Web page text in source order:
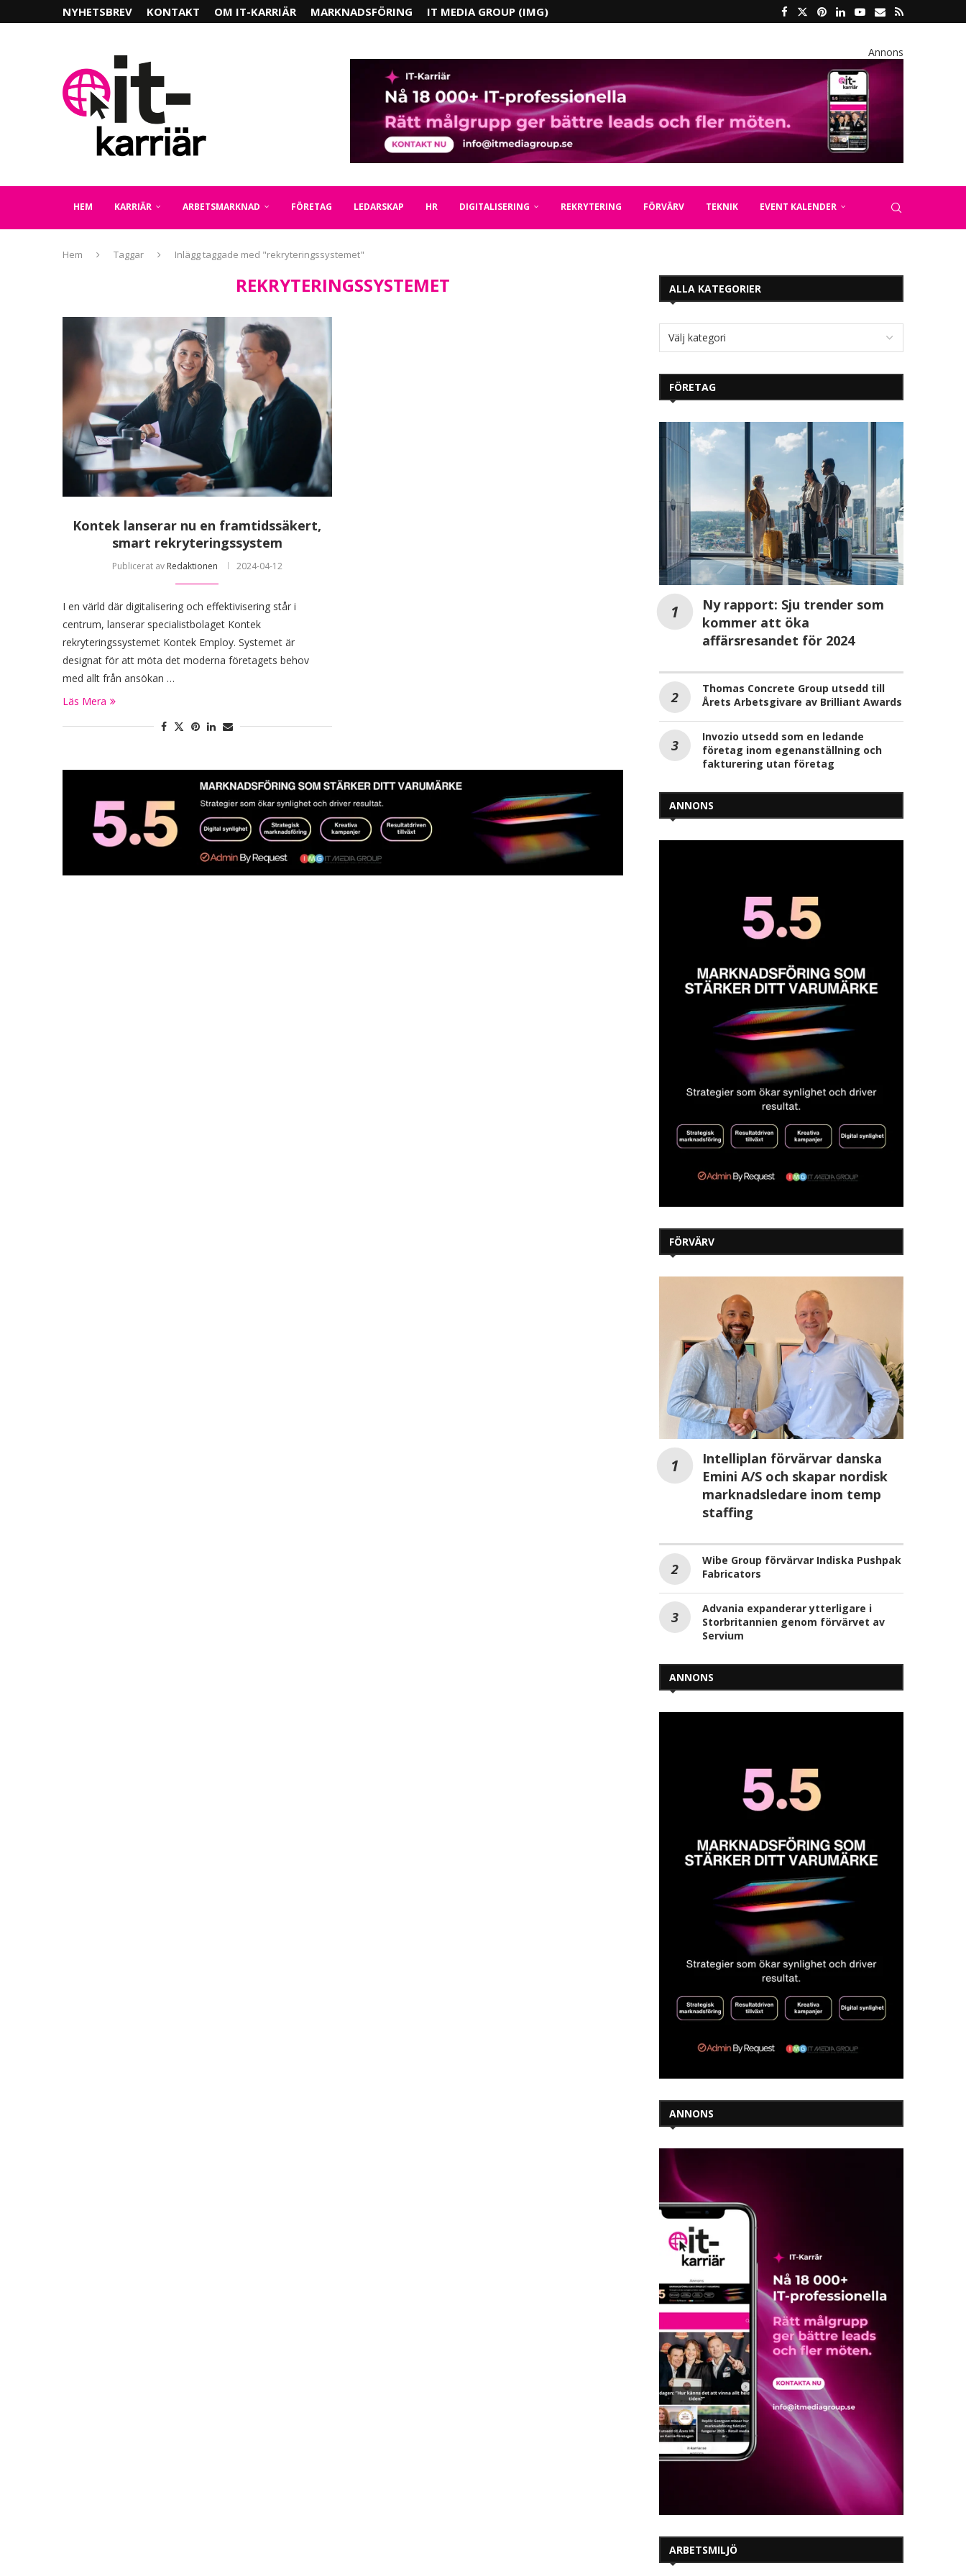
NYHETSBREV KONTAKT OM IT-KARRIÄR MARKNADSFÖRING IT MEDIA GROUP (IMG)
Annons
HEM KARRIÄR ARBETSMARKNAD FÖRETAG LEDARSKAP HR DIGITALISERING REKRYTERING FÖRVÄRV TEKNIK EVENT KALENDER
Hem Taggar Inlägg taggade med "rekryteringssystemet"
REKRYTERINGSSYSTEMET
Kontek lanserar nu en framtidssäkert,
smart rekryteringssystem
Publicerat av Redaktionen 2024-04-12
I en värld där digitalisering och effektivisering står i
centrum, lanserar specialistbolaget Kontek
rekryteringssystemet Kontek Employ. Systemet är
designat för att möta det moderna företagets behov
med allt från ansökan …
Läs Mera
ALLA KATEGORIER
FÖRETAG
Ny rapport: Sju trender som
kommer att öka
affärsresandet för 2024
Thomas Concrete Group utsedd till
Årets Arbetsgivare av Brilliant Awards
Invozio utsedd som en ledande
företag inom egenanställning och
fakturering utan företag
ANNONS
FÖRVÄRV
Intelliplan förvärvar danska
Emini A/S och skapar nordisk
marknadsledare inom temp
staffing
Wibe Group förvärvar Indiska Pushpak
Fabricators
Advania expanderar ytterligare i
Storbritannien genom förvärvet av
Servium
ANNONS
ANNONS
ARBETSMILJÖ